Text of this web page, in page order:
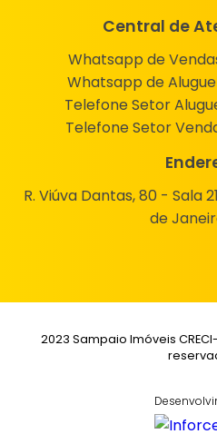
Central de
Whatsapp de
Whatsapp de
Telefone Setor
Telefone Setor
R. Viúva Dantas, 80 - Sala
de
2023 Sampaio Imóveis